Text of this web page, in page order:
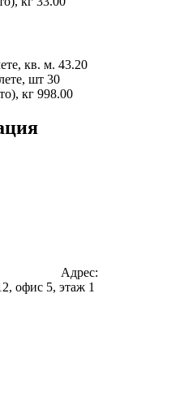
кв. м. 43.20
шт 30
кг 998.00
Адрес:
офис 5, этаж 1